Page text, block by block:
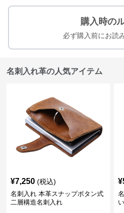
購入時の
必ず購入前にお読
名刺入れ革の人気アイテム
¥7,250 (税込)
名刺入れ 本革スナップボタン式
二層構造名刺入れ
¥